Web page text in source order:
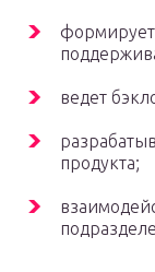
ведет
продукта;